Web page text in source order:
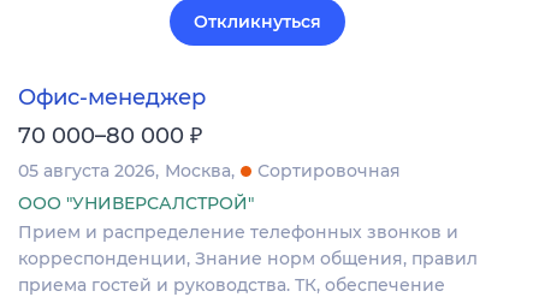
Откликнуться
Офис-менеджер
70 000–80 000 ₽
05 августа 2026 Москва
Сортировочная
ООО "УНИВЕРСАЛСТРОЙ"
Прием и распределение телефонных звонков и
корреспонденции, Знание норм общения, правил
приема гостей и руководства. ТК, обеспечение